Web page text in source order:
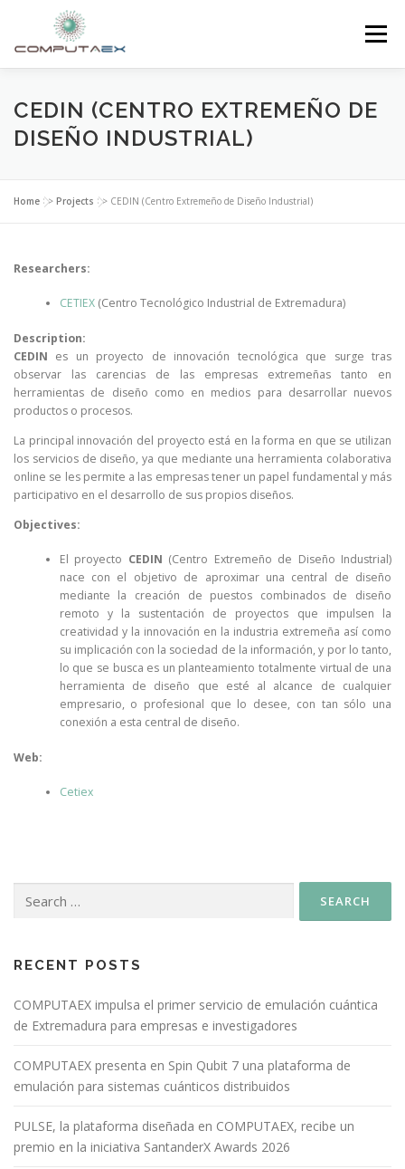
Menu
HOME THE FOUNDATION THE CENTER
CEDIN (CENTRO EXTREMEÑO DE
DISEÑO INDUSTRIAL)
Home >> Projects >> CEDIN (Centro Extremeño de Diseño Industrial)
Researchers:
CETIEX(Centro Tecnológico Industrial de Extremadura)
Description:
CEDIN es un proyecto de innovación tecnológica que surge tras
observar las carencias de las empresas extremeñas tanto en
herramientas de diseño como en medios para desarrollar nuevos
productos o procesos.
La principal innovación del proyecto está en la forma en que se utilizan
los servicios de diseño, ya que mediante una herramienta colaborativa
online se les permite a las empresas tener un papel fundamental y más
participativo en el desarrollo de sus propios diseños.
Objectives:
El proyecto CEDIN (Centro Extremeño de Diseño Industrial)
nace con el objetivo de aproximar una central de diseño
mediante la creación de puestos combinados de diseño
remoto y la sustentación de proyectos que impulsen la
creatividad y la innovación en la industria extremeña así como
su implicación con la sociedad de la información, y por lo tanto,
lo que se busca es un planteamiento totalmente virtual de una
herramienta de diseño que esté al alcance de cualquier
empresario, o profesional que lo desee, con tan sólo una
conexión a esta central de diseño.
Web:
Cetiex
RECENT POSTS
COMPUTAEX impulsa el primer servicio de emulación cuántica
de Extremadura para empresas e investigadores
COMPUTAEX presenta en Spin Qubit 7 una plataforma de
emulación para sistemas cuánticos distribuidos
PULSE, la plataforma diseñada en COMPUTAEX, recibe un
premio en la iniciativa SantanderX Awards 2026